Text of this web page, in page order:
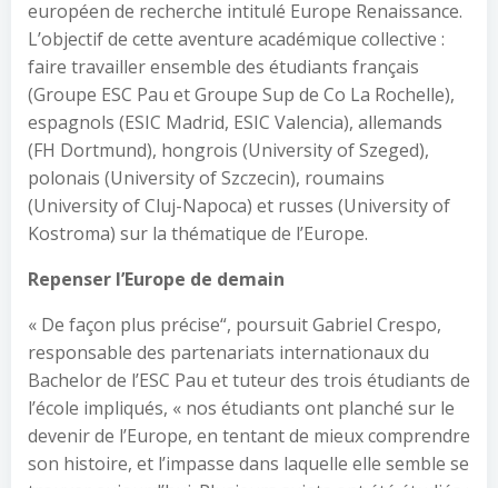
européen de recherche intitulé Europe Renaissance.
L’objectif de cette aventure académique collective :
faire travailler ensemble des étudiants français
(Groupe ESC Pau et Groupe Sup de Co La Rochelle),
espagnols (ESIC Madrid, ESIC Valencia), allemands
(FH Dortmund), hongrois (University of Szeged),
polonais (University of Szczecin), roumains
(University of Cluj-Napoca) et russes (University of
Kostroma) sur la thématique de l’Europe.
Repenser l’Europe de demain
« De façon plus précise“, poursuit Gabriel Crespo,
responsable des partenariats internationaux du
Bachelor de l’ESC Pau et tuteur des trois étudiants de
l’école impliqués, « nos étudiants ont planché sur le
devenir de l’Europe, en tentant de mieux comprendre
son histoire, et l’impasse dans laquelle elle semble se